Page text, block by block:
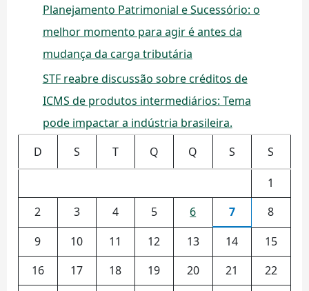
Planejamento Patrimonial e Sucessório: o
melhor momento para agir é antes da
mudança da carga tributária
STF reabre discussão sobre créditos de
ICMS de produtos intermediários: Tema
pode impactar a indústria brasileira.
D S T Q Q S S
1
2
3 4 5 6 7
8
9
10 11 12 13 14
15
16
17 18 19 20 21
22